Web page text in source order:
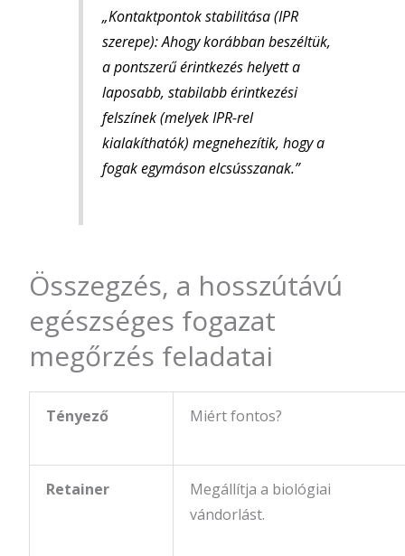
„Kontaktpontok stabilitása (IPR
szerepe): Ahogy korábban beszéltük,
a pontszerű érintkezés helyett a
laposabb, stabilabb érintkezési
felszínek (melyek IPR-rel
kialakíthatók) megnehezítik, hogy a
fogak egymáson elcsússzanak.”
Összegzés, a hosszútávú
egészséges fogazat
megőrzés feladatai
Tényező Miért fontos?
Retainer
Megállítja a biológiai
vándorlást.